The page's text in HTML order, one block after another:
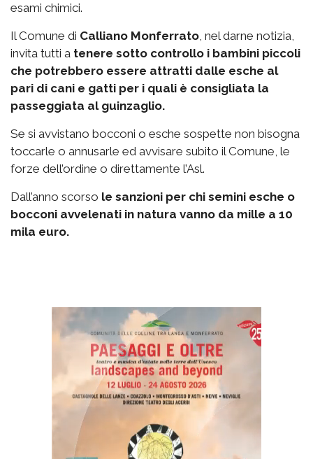
esami chimici.
Il Comune di Calliano Monferrato, nel darne notizia,
invita tutti a tenere sotto controllo i bambini piccoli
che potrebbero essere attratti dalle esche al
pari di cani e gatti per i quali è consigliata la
passeggiata al guinzaglio.
Se si avvistano bocconi o esche sospette non bisogna
toccarle o annusarle ed avvisare subito il Comune, le
forze dell’ordine o direttamente l’Asl.
Dall’anno scorso le sanzioni per chi semini esche o
bocconi avvelenati in natura vanno da mille a 10
mila euro.